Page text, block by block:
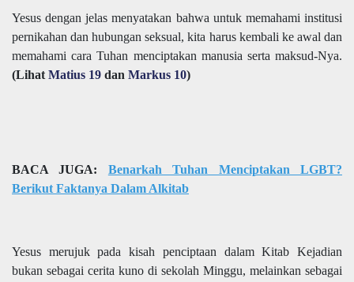
Yesus dengan jelas menyatakan bahwa untuk memahami institusi
pernikahan dan hubungan seksual, kita harus kembali ke awal dan
memahami cara Tuhan menciptakan manusia serta maksud-Nya.
(Lihat Matius 19 dan Markus 10)
BACA JUGA: Benarkah Tuhan Menciptakan LGBT?
Berikut Faktanya Dalam Alkitab
Yesus merujuk pada kisah penciptaan dalam Kitab Kejadian
bukan sebagai cerita kuno di sekolah Minggu, melainkan sebagai